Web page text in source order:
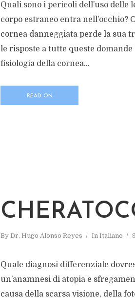
Quali sono i pericoli dell’uso
corpo estraneo entra nell’occhio?
cornea danneggiata perde la sua
le risposte a tutte queste
fisiologia della cornea...
READ ON
By Dr. Hugo Alonso Reyes In Italiano
Quale diagnosi differenziale
un’anamnesi di atopia e
causa della scarsa visione, della